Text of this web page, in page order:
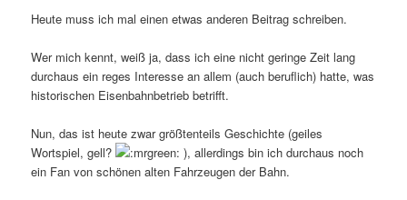
Heute muss ich mal einen etwas anderen Beitrag schreiben.
Wer mich kennt, weiß ja, dass ich eine nicht geringe Zeit lang
durchaus ein reges Interesse an allem (auch beruflich) hatte, was
historischen Eisenbahnbetrieb betrifft.
Nun, das ist heute zwar größtenteils Geschichte (geiles
Wortspiel, gell?
), allerdings bin ich durchaus noch
ein Fan von schönen alten Fahrzeugen der Bahn.